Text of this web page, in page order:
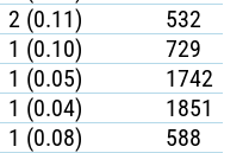
2 (0.11)
532
1 (0.10)
729
1 (0.05)
1742
1 (0.04)
1851
1 (0.08) 588